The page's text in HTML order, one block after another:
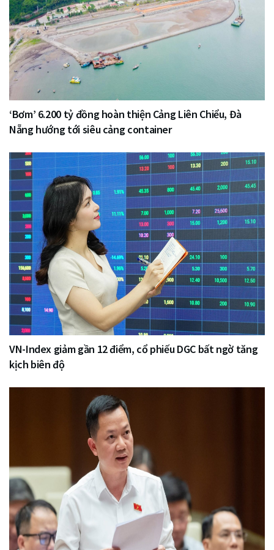
‘Bơm’ 6.200 tỷ đồng hoàn thiện Cảng Liên Chiểu, Đà
Nẵng hướng tới siêu cảng container
VN-Index giảm gần 12 điểm, cổ phiếu DGC bất ngờ tăng
kịch biên độ